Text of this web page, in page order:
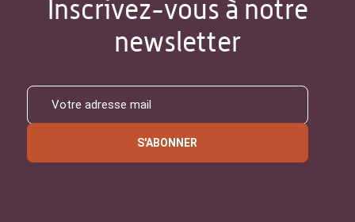
Inscrivez-vous à notre
newsletter
S'ABONNER